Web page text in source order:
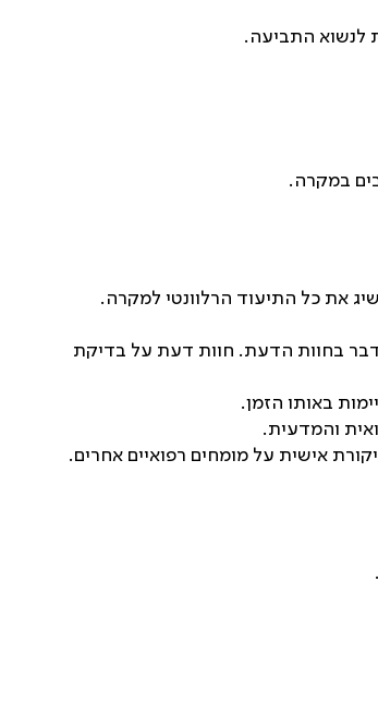
לנשוא התביעה .
במקרה .
את כל התיעוד הרלוונטי למקרה .
בחוות הדעת. חוות דעת על בדיקת
באותו הזמן.
והמדעית.
אישית על מומחים רפואיים אחרים.
.